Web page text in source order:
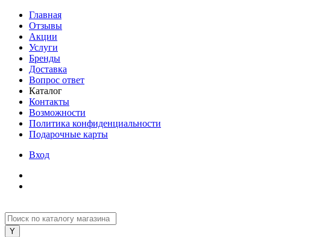
Главная
Отзывы
Акции
Услуги
Бренды
Доставка
Вопрос ответ
Каталог
Контакты
Возможности
Политика конфиденциальности
Подарочные карты
Вход